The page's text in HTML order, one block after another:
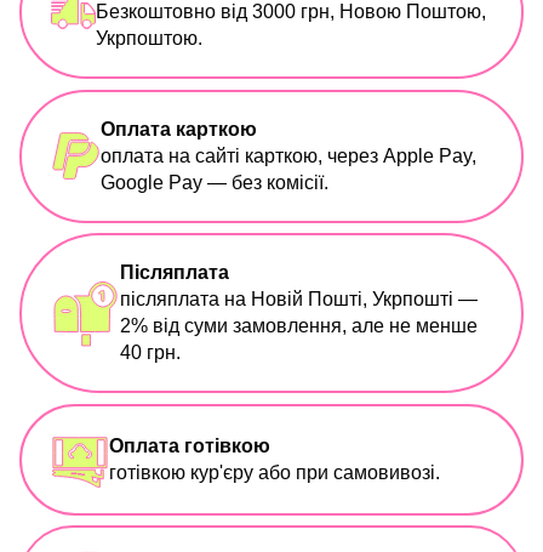
Безкоштовно від 3000 грн, Новою Поштою,
Укрпоштою.
Оплата карткою
оплата на сайті карткою, через Apple Pay,
Google Pay — без комісії.
Післяплата
післяплата на Новій Пошті, Укрпошті —
2% від суми замовлення, але не менше
40 грн.
Оплата готівкою
готівкою кур'єру або при самовивозі.